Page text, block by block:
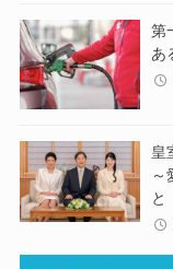
第
あ
皇
～
と